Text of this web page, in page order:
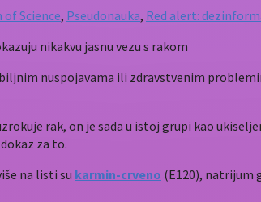
Science, Pseudonauka, Red alert:
nuspojavama ili zdravstvenim
rak, on je sada u istoj grupi kao
za to.
na listi su karmin-crveno (E120), natrijum